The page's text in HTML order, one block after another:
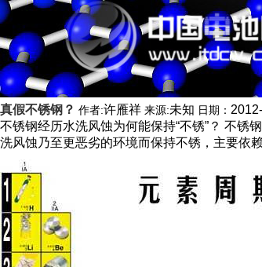
真假不锈钢？ 作者:许雁祥 来源:未知 日期：
不锈钢经历水洗风蚀为何能保持“不锈”？ 不锈
洗风蚀乃至更恶劣的环境而保持不锈，主要依